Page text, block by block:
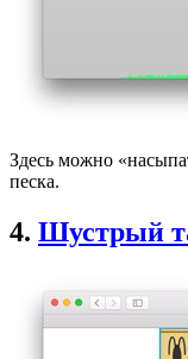
Здесь можно
песка.
4. Шустрый